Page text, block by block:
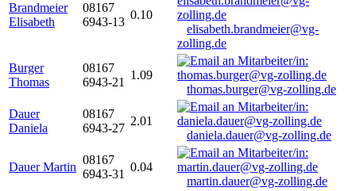
Brandmeier
Elisabeth
08167
6943-13
0.10
elisabeth.brandmeier@vg-
zolling.de
Burger
Thomas
08167
6943-21
1.09
thomas.burger@vg-zolling.de
Dauer
Daniela
08167
6943-27
2.01
daniela.dauer@vg-zolling.de
Dauer Martin
08167
6943-31
0.04
martin.dauer@vg-zolling.de